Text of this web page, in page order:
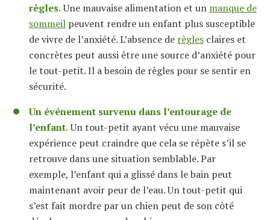
règles.Une mauvaise alimentation et un manque de
sommeil peuvent rendre un enfant plus susceptible
de vivre de l’anxiété. L’absence de règles claires et
concrètes peut aussi être une source d’anxiété pour
le tout-petit. Il a besoin de règles pour se sentir en
sécurité.
Un événement survenu dans l’entourage de
l’enfant.Un tout-petit ayant vécu une mauvaise
expérience peut craindre que cela se répète s’il se
retrouve dans une situation semblable. Par
exemple, l’enfant qui a glissé dans le bain peut
maintenant avoir peur de l’eau. Un tout-petit qui
s’est fait mordre par un chien peut de son côté